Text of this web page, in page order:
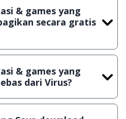
& games yang
secara gratis
aplikasi & games yang
& games yang
dari Virus?
scanning dengan 3 jenis